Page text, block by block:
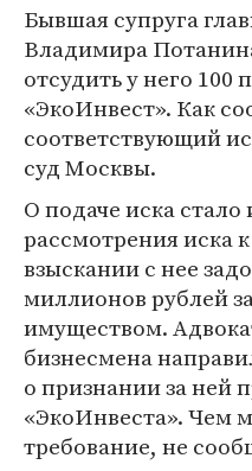
Бывшая супруга
Владимира
отсудить у него
«ЭкоИнвест». Как
соответствующий
суд Москвы.
О подаче иска стало
рассмотрения иска
взыскании с нее
миллионов рублей
имуществом.
бизнесмена
о признании за ней
«ЭкоИнвеста». Чем
требование, не